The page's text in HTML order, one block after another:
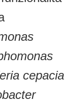
cepacia